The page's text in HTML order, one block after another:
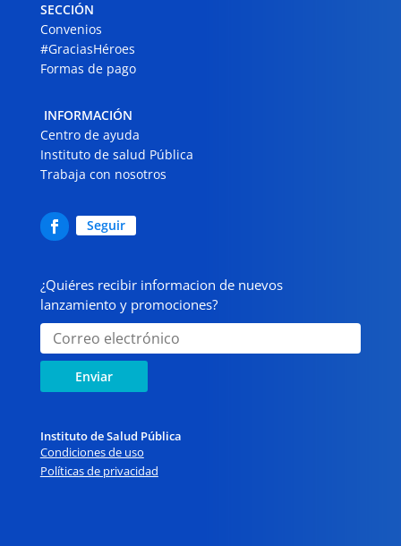
SECCIÓN
Convenios
#GraciasHéroes
Formas de pago
INFORMACIÓN
Centro de ayuda
Instituto de salud Pública
Trabaja con nosotros
Seguir
¿Quiéres recibir informacion de nuevos
lanzamiento y promociones?
Enviar
Instituto de Salud Pública
Condiciones de uso
Políticas de privacidad